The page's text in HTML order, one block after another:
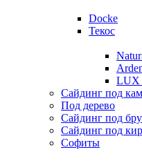
Docke
Текос
LUX
Сайдинг под
Под дерево
Сайдинг под
Сайдинг под
Софиты